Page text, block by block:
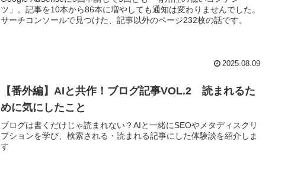
ツ」。記事を10本から86本に増やしても通知は変わりませんでした。
サーチコンソールで見つけた、記事以外のページ232枚の話です。
2025.08.09
【番外編】AIと共作！ブログ記事VOL.2 読まれるた
めに気にしたこと
ブログは書くだけじゃ読まれない？AIと一緒にSEOやメタディスクリ
プションを学び、検索される・読まれる記事にした体験談を紹介しま
す